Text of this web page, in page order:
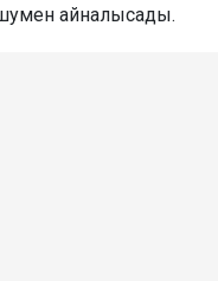
айналысады.